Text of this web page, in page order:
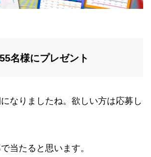
名様にプレゼント
なりましたね。欲しい方は応募し
当たると思います。